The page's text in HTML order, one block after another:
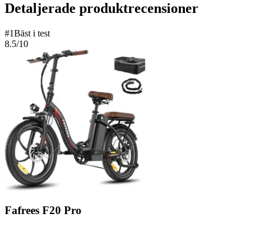
Detaljerade produktrecensioner
#1Bäst i test
8.5/10
Fafrees F20 Pro